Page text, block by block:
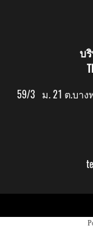
บ
59/3 ม. 21 ต.บา